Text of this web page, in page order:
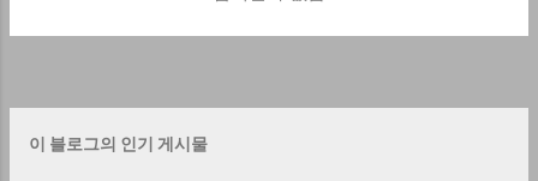
이 블로그의 인기 게시물